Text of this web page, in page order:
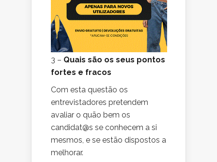
3 – Quais são os seus pontos
fortes e fracos
Com esta questão os
entrevistadores pretendem
avaliar o quão bem os
candidat@s se conhecem a si
mesmos, e se estão dispostos a
melhorar.